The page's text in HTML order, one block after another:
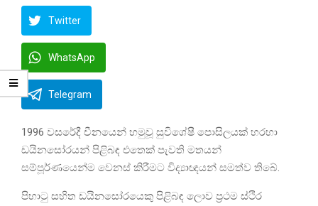
Twitter
WhatsApp
Telegram
1996 වසරේදී චීනයෙන් හමුවූ සුවිශේෂී පොසිලයක් හරහා
ඩයිනසෝරයන් පිළිබඳ එතෙක් පැවති මතයන්
සම්පූර්ණයෙන්ම වෙනස් කිරීමට විද්‍යාඥයන් සමත්ව තිබේ.
පිහාටු සහිත ඩයිනසෝරයෙකු පිළිබඳ ලොව ප්‍රථම ස්ථිර